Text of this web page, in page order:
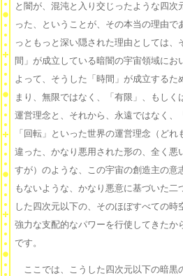
と闇が、混沌と入り交じったような四次
った、ということが、その本当の理由で
っともっと深い隠された理由としては、
間」が成立している暗闇の宇宙領域にお
よって、そうした「時間」が成立するた
まり、無限ではなく、「有限」、もし
運営理念と、それから、永遠ではなく、
「回転」といった世界の運営理念（どれ
違った、かなり悪用された形の、全く悪
すが）のような、この宇宙の創造主の意
もないような、かなり悪意に基づいた二
した四次元以下の、そのほぼすべての時
強力な支配的なパワーを行使してきたか
です。
ここでは、こうした四次元以下の暗黒